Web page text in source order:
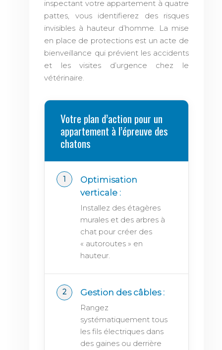
inspectant votre appartement à quatre
pattes, vous identifierez des risques
invisibles à hauteur d’homme. La mise
en place de protections est un acte de
bienveillance qui prévient les accidents
et les visites d’urgence chez le
vétérinaire.
Votre plan d’action pour un
appartement à l’épreuve des
chatons
Optimisation
verticale :
Installez des étagères
murales et des arbres à
chat pour créer des
« autoroutes » en
hauteur.
Gestion des câbles :
Rangez
systématiquement tous
les fils électriques dans
des gaines ou derrière